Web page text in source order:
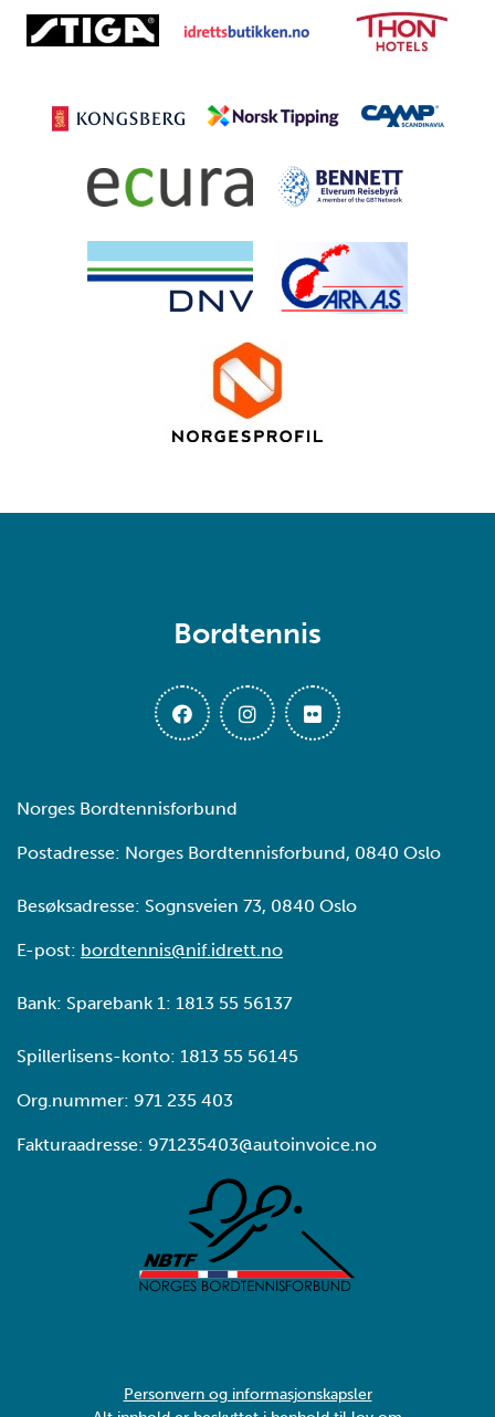
Bordtennis
Norges Bordtennisforbund
Postadresse: Norges Bordtennisforbund, 0840 Oslo
Besøksadresse: Sognsveien 73, 0840 Oslo
E-post: bordtennis@nif.idrett.no
Bank: Sparebank 1: 1813 55 56137
Spillerlisens-konto: 1813 55 56145
Org.nummer: 971 235 403
Fakturaadresse: 971235403@autoinvoice.no
Personvern og informasjonskapsler